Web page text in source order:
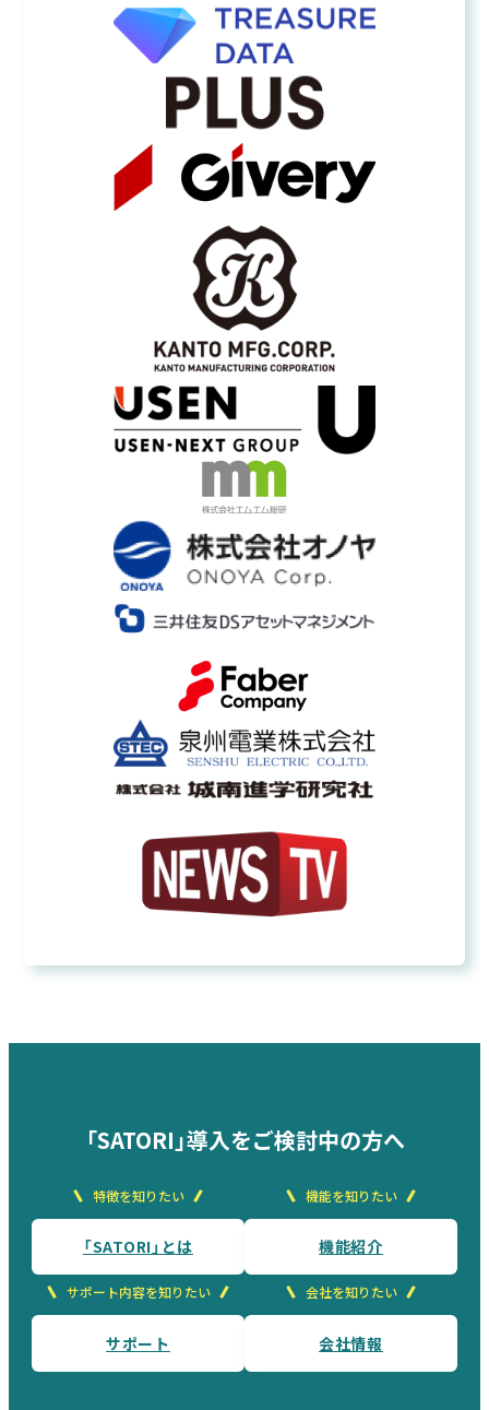
「SATORI」導入をご検討中の方へ
特徴を知りたい
「SATORI」とは
機能を知りたい
機能紹介
サポート内容を知りたい
サポート
会社を知りたい
会社情報